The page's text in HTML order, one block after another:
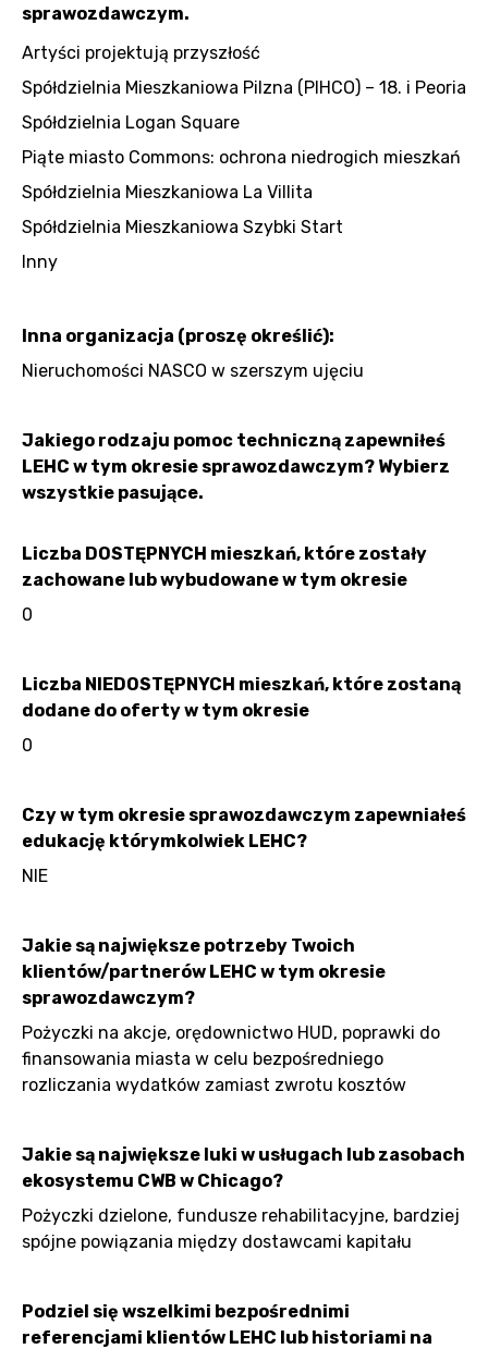
sprawozdawczym.
Artyści projektują przyszłość
Spółdzielnia Mieszkaniowa Pilzna (PIHCO) – 18. i Peoria
Spółdzielnia Logan Square
Piąte miasto Commons: ochrona niedrogich mieszkań
Spółdzielnia Mieszkaniowa La Villita
Spółdzielnia Mieszkaniowa Szybki Start
Inny
Inna organizacja (proszę określić):
Nieruchomości NASCO w szerszym ujęciu
Jakiego rodzaju pomoc techniczną zapewniłeś
LEHC w tym okresie sprawozdawczym? Wybierz
wszystkie pasujące.
Liczba DOSTĘPNYCH mieszkań, które zostały
zachowane lub wybudowane w tym okresie
0
Liczba NIEDOSTĘPNYCH mieszkań, które zostaną
dodane do oferty w tym okresie
0
Czy w tym okresie sprawozdawczym zapewniałeś
edukację którymkolwiek LEHC?
NIE
Jakie są największe potrzeby Twoich
klientów/partnerów LEHC w tym okresie
sprawozdawczym?
Pożyczki na akcje, orędownictwo HUD, poprawki do
finansowania miasta w celu bezpośredniego
rozliczania wydatków zamiast zwrotu kosztów
Jakie są największe luki w usługach lub zasobach
ekosystemu CWB w Chicago?
Pożyczki dzielone, fundusze rehabilitacyjne, bardziej
spójne powiązania między dostawcami kapitału
Podziel się wszelkimi bezpośrednimi
referencjami klientów LEHC lub historiami na